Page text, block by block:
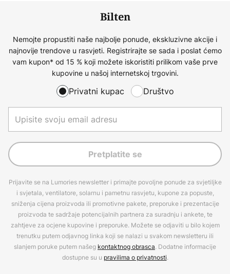
Bilten
Nemojte propustiti naše najbolje ponude, ekskluzivne akcije i
najnovije trendove u rasvjeti. Registrirajte se sada i poslat ćemo
vam kupon* od 15 % koji možete iskoristiti prilikom vaše prve
kupovine u našoj internetskoj trgovini.
Privatni kupac Društvo
Pretplatite se
Prijavite se na Lumories newsletter i primajte povoljne ponude za svjetiljke
i svjetala, ventilatore, solarnu i pametnu rasvjetu, kupone za popuste,
sniženja cijena proizvoda ili promotivne pakete, preporuke i prezentacije
proizvoda te sadržaje potencijalnih partnera za suradnju i ankete, te
zahtjeve za ocjene kupovine i preporuke. Možete se odjaviti u bilo kojem
trenutku putem odjavnog linka koji se nalazi u svakom newsletteru ili
slanjem poruke putem našeg kontaktnog obrasca. Dodatne informacije
dostupne su u pravilima o privatnosti.